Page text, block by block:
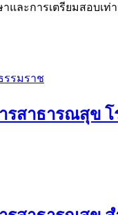
ละการเตรียมสอบเท่
รสาธารณสุข